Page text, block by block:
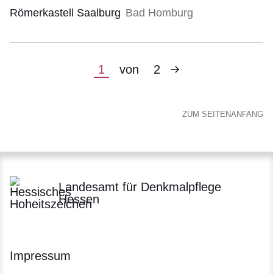
Mai
Römerkastell Saalburg Bad Homburg
Aktuelle
1 von 2
Nächste
ZUM SEITENANFANG
Landesamt für Denkmalpflege
Hessen
Impressum